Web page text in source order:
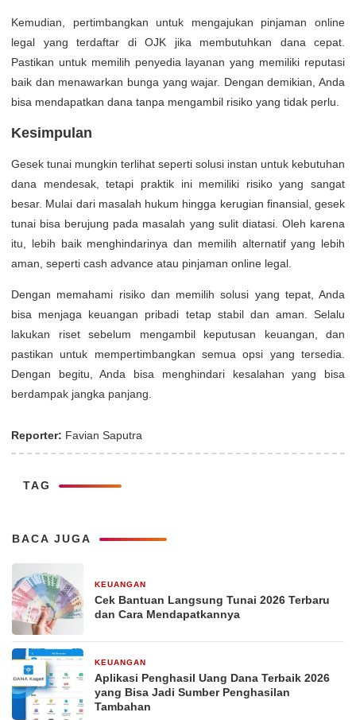
Kemudian, pertimbangkan untuk mengajukan pinjaman online
legal yang terdaftar di OJK jika membutuhkan dana cepat.
Pastikan untuk memilih penyedia layanan yang memiliki reputasi
baik dan menawarkan bunga yang wajar. Dengan demikian, Anda
bisa mendapatkan dana tanpa mengambil risiko yang tidak perlu.
Kesimpulan
Gesek tunai mungkin terlihat seperti solusi instan untuk kebutuhan
dana mendesak, tetapi praktik ini memiliki risiko yang sangat
besar. Mulai dari masalah hukum hingga kerugian finansial, gesek
tunai bisa berujung pada masalah yang sulit diatasi. Oleh karena
itu, lebih baik menghindarinya dan memilih alternatif yang lebih
aman, seperti cash advance atau pinjaman online legal.
Dengan memahami risiko dan memilih solusi yang tepat, Anda
bisa menjaga keuangan pribadi tetap stabil dan aman. Selalu
lakukan riset sebelum mengambil keputusan keuangan, dan
pastikan untuk mempertimbangkan semua opsi yang tersedia.
Dengan begitu, Anda bisa menghindari kesalahan yang bisa
berdampak jangka panjang.
Reporter: Favian Saputra
TAG
BACA JUGA
KEUANGAN
Cek Bantuan Langsung Tunai 2026 Terbaru
dan Cara Mendapatkannya
KEUANGAN
Aplikasi Penghasil Uang Dana Terbaik 2026
yang Bisa Jadi Sumber Penghasilan
Tambahan